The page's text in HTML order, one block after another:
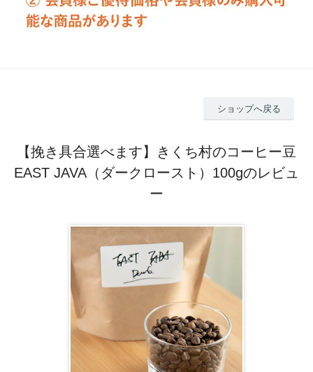
ショップへ戻る
【挽き具合選べます】きくち村のコーヒー豆
EAST JAVA（ダークロースト）100gのレビュ
ー